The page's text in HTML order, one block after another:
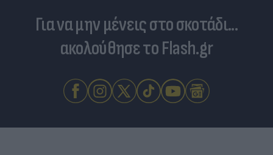
Για να μην μένεις στο σκοτάδι...
ακολούθησε το Flash.gr